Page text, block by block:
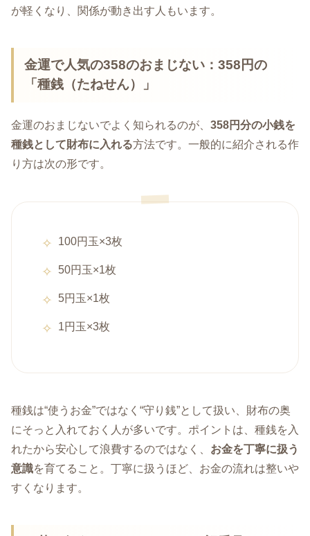
が軽くなり、関係が動き出す人もいます。
金運で人気の358のおまじない：358円の
「種銭（たねせん）」
金運のおまじないでよく知られるのが、 358円分の小銭を
種銭として財布に入れる方法です。一般的に紹介される作
り方は次の形です。
100円玉×3枚
50円玉×1枚
5円玉×1枚
1円玉×3枚
種銭は“使うお金”ではなく“守り銭”として扱い、財布の奥
にそっと入れておく人が多いです。ポイントは、種銭を入
れたから安心して浪費するのではなく、 お金を丁寧に扱う
意識を育てること。丁寧に扱うほど、お金の流れは整いや
すくなります。